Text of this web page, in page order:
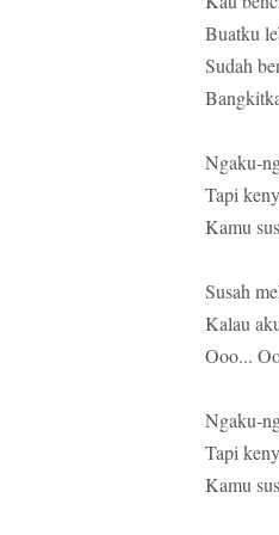
Buatku
Sudah
Ngaku-
Tapi
Kamu
Susah
Kalau
Ooo...
Ngaku-
Tapi
Kamu